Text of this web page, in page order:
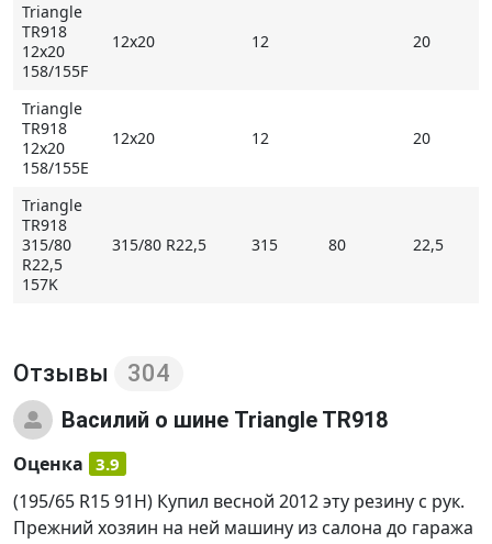
Triangle
TR918
12x20
158/155F
12x20 12 20
Triangle
TR918
12x20
158/155E
12x20 12 20
Triangle
TR918
315/80
R22,5
157K
315/80 R22,5 315 80 22,5
Отзывы 304
Василий о шине Triangle TR918
Оценка 3.9
(195/65 R15 91Н) Купил весной 2012 эту резину с рук.
Прежний хозяин на ней машину из салона до гаража